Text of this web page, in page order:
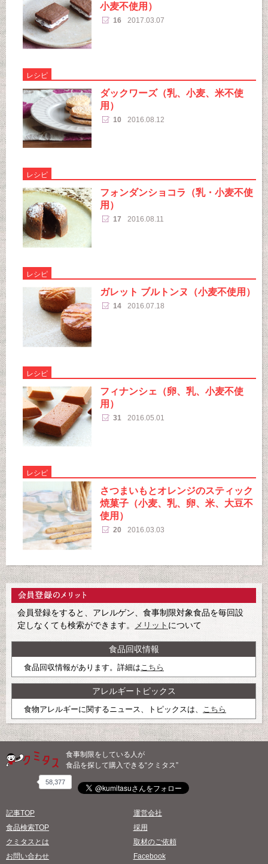
小麦不使用）
16 2017.03.07
レシピ
ダックワーズ（乳、小麦、米不使
用）
10 2016.08.12
レシピ
フォンダンショコラ（乳・小麦不使
用）
17 2016.08.11
レシピ
ガレット ブルトンヌ（小麦不使用）
14 2016.07.18
レシピ
フィナンシェ（卵、乳、小麦不使
用）
31 2016.05.01
レシピ
さつまいもとオレンジのスティック
焼菓子（小麦、乳、卵、米、大豆不
使用）
20 2016.03.03
会員登録をすると、アレルゲン、食事制限対象食品を毎回設
定しなくても検索ができます。
メリット について
食品回収情報
食品回収情報があります。詳細はこちら
アレルギートピックス
食物アレルギーに関するニュース、トピックスは、 こちら
食事制限をしている人が
食品を探して購入できる“クミタス”
58,377
記事TOP
食品検索TOP
クミタスとは
お問い合わせ
運営会社
採用
取材のご依頼
Facebook